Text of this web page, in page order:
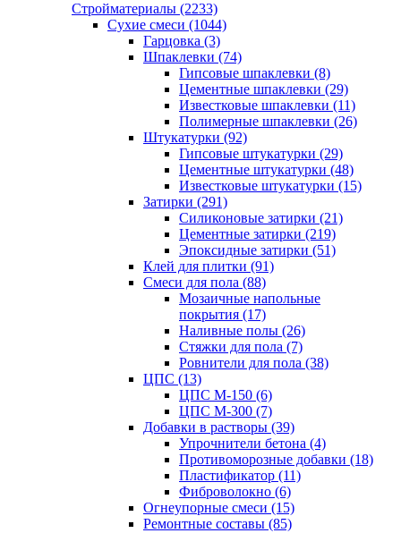
Стройматериалы (2233)
Сухие смеси (1044)
Гарцовка (3)
Шпаклевки (74)
Гипсовые шпаклевки (8)
Цементные шпаклевки (29)
Известковые шпаклевки (11)
Полимерные шпаклевки (26)
Штукатурки (92)
Гипсовые штукатурки (29)
Цементные штукатурки (48)
Известковые штукатурки (15)
Затирки (291)
Силиконовые затирки (21)
Цементные затирки (219)
Эпоксидные затирки (51)
Клей для плитки (91)
Смеси для пола (88)
Мозаичные напольные
покрытия (17)
Наливные полы (26)
Стяжки для пола (7)
Ровнители для пола (38)
ЦПС (13)
ЦПС М-150 (6)
ЦПС М-300 (7)
Добавки в растворы (39)
Упрочнители бетона (4)
Противоморозные добавки (18)
Пластификатор (11)
Фиброволокно (6)
Огнеупорные смеси (15)
Ремонтные составы (85)